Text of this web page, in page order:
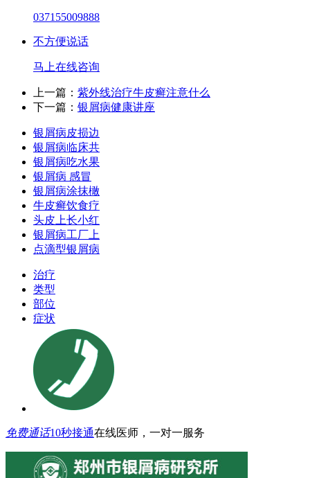
037155009888
不方便说话
马上在线咨询
上一篇： 紫外线治疗牛皮癣注意什么
下一篇： 银屑病健康讲座
银屑病皮损边
银屑病临床共
银屑病吃水果
银屑病 感冒
银屑病涂抹橄
牛皮癣饮食疗
头皮上长小红
银屑病工厂上
点滴型银屑病
治疗
类型
部位
症状
免费通话10秒接通在线医师，一对一服务